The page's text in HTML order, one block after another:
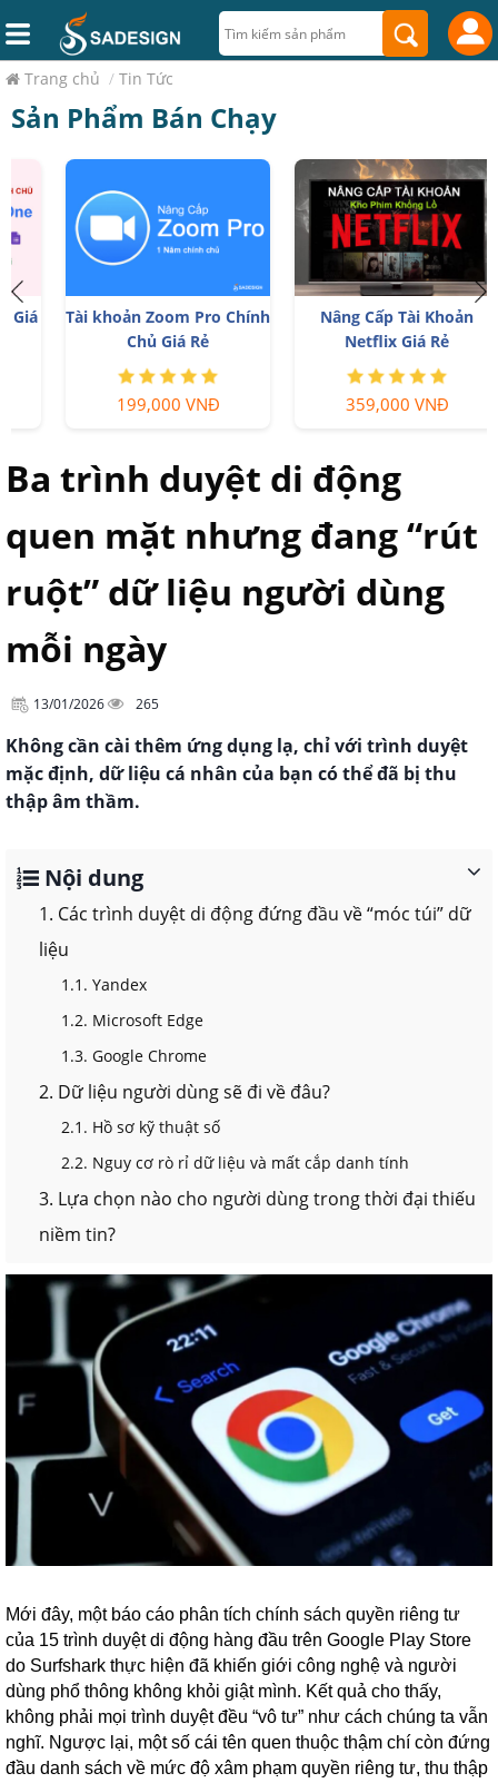
Trang chủ / Tin Tức
Sản Phẩm Bán Chạy
Tài khoản Zoom Pro Chính
Chủ Giá Rẻ
199,000 VNĐ
Nâng Cấp Tài Khoản
Netflix Giá Rẻ
359,000 VNĐ
Ba trình duyệt di động
quen mặt nhưng đang “rút
ruột” dữ liệu người dùng
mỗi ngày
13/01/2026 265
Không cần cài thêm ứng dụng lạ, chỉ với trình duyệt
mặc định, dữ liệu cá nhân của bạn có thể đã bị thu
thập âm thầm.
Nội dung
1. Các trình duyệt di động đứng đầu về “móc túi” dữ
liệu
1.1. Yandex
1.2. Microsoft Edge
1.3. Google Chrome
2. Dữ liệu người dùng sẽ đi về đâu?
2.1. Hồ sơ kỹ thuật số
2.2. Nguy cơ rò rỉ dữ liệu và mất cắp danh tính
3. Lựa chọn nào cho người dùng trong thời đại thiếu
niềm tin?
Mới đây, một báo cáo phân tích chính sách quyền riêng tư
của 15 trình duyệt di động hàng đầu trên Google Play Store
do Surfshark thực hiện đã khiến giới công nghệ và người
dùng phổ thông không khỏi giật mình. Kết quả cho thấy,
không phải mọi trình duyệt đều “vô tư” như cách chúng ta vẫn
nghĩ. Ngược lại, một số cái tên quen thuộc thậm chí còn đứng
đầu danh sách về mức độ xâm phạm quyền riêng tư, thu thập